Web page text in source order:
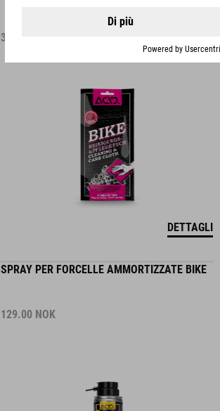
39.00
DETTAGLI
SPRAY PER FORCELLE AMMORTIZZATE BIKE
129.00 NOK